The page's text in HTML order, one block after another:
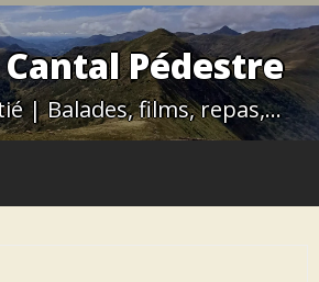
Pédestre
| Balades, films, repas,…